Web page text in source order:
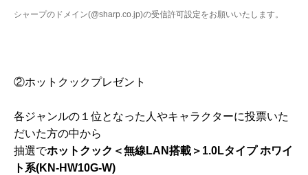
シャープのドメイン(@sharp.co.jp)の受信許可設定をお願いいたします。
②ホットクックプレゼント
各ジャンルの１位となった人やキャラクターに投票いた
だいた方の中から
抽選でホットクック＜無線LAN搭載＞1.0Lタイプ ホワイ
ト系(KN-HW10G-W)